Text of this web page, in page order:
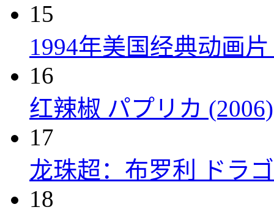
15
1994年美国经典动画
16
红辣椒 パプリカ (2006)
17
龙珠超：布罗利 ドラ
18